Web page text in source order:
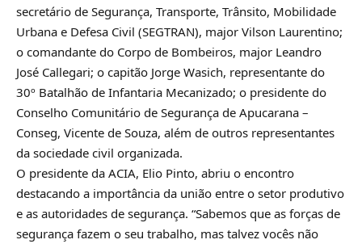
secretário de Segurança, Transporte, Trânsito, Mobilidade
Urbana e Defesa Civil (SEGTRAN), major Vilson Laurentino;
o comandante do Corpo de Bombeiros, major Leandro
José Callegari; o capitão Jorge Wasich, representante do
30º Batalhão de Infantaria Mecanizado; o presidente do
Conselho Comunitário de Segurança de Apucarana –
Conseg, Vicente de Souza, além de outros representantes
da sociedade civil organizada.
O presidente da ACIA, Elio Pinto, abriu o encontro
destacando a importância da união entre o setor produtivo
e as autoridades de segurança. “Sabemos que as forças de
segurança fazem o seu trabalho, mas talvez vocês não